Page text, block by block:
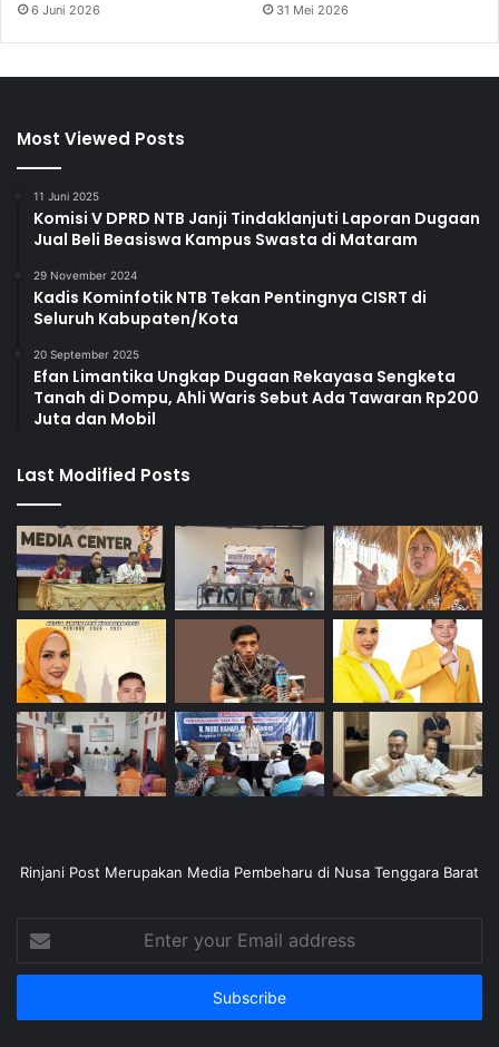
6 Juni 2026 31 Mei 2026
Most Viewed Posts
11 Juni 2025
Komisi V DPRD NTB Janji Tindaklanjuti Laporan Dugaan
Jual Beli Beasiswa Kampus Swasta di Mataram
29 November 2024
Kadis Kominfotik NTB Tekan Pentingnya CISRT di
Seluruh Kabupaten/Kota
20 September 2025
Efan Limantika Ungkap Dugaan Rekayasa Sengketa
Tanah di Dompu, Ahli Waris Sebut Ada Tawaran Rp200
Juta dan Mobil
Last Modified Posts
Rinjani Post Merupakan Media Pembeharu di Nusa Tenggara Barat
your
Email